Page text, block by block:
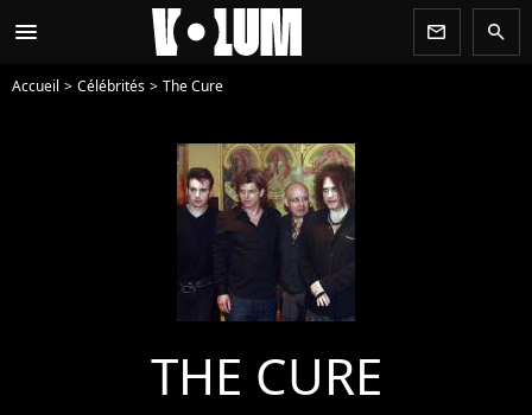
menu newsletter search
Accueil Célébrités The Cure
THE CURE